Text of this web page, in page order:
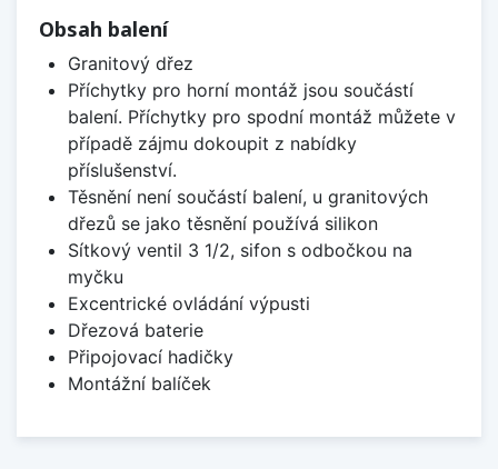
Obsah balení
Granitový dřez
Příchytky pro horní montáž jsou součástí
balení. Příchytky pro spodní montáž můžete v
případě zájmu dokoupit z nabídky
příslušenství.
Těsnění není součástí balení, u granitových
dřezů se jako těsnění používá silikon
Sítkový ventil 3 1/2, sifon s odbočkou na
myčku
Excentrické ovládání výpusti
Dřezová baterie
Připojovací hadičky
Montážní balíček